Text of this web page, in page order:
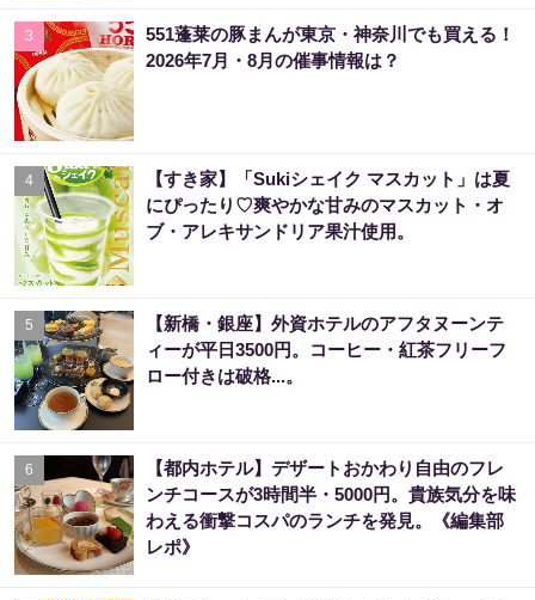
3
551蓬莱の豚まんが東京・神奈川でも買える！
2026年7月・8月の催事情報は？
4
【すき家】「Sukiシェイク マスカット」は夏
にぴったり♡爽やかな甘みのマスカット・オ
ブ・アレキサンドリア果汁使用。
5
【新橋・銀座】外資ホテルのアフタヌーンテ
ィーが平日3500円。コーヒー・紅茶フリーフ
ロー付きは破格...。
6
【都内ホテル】デザートおかわり自由のフレ
ンチコースが3時間半・5000円。貴族気分を味
わえる衝撃コスパのランチを発見。《編集部
レポ》